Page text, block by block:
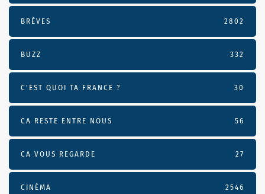
BRÈVES 2802
BUZZ 332
C'EST QUOI TA FRANCE ? 30
CA RESTE ENTRE NOUS 56
CA VOUS REGARDE 27
CINÉMA 2546